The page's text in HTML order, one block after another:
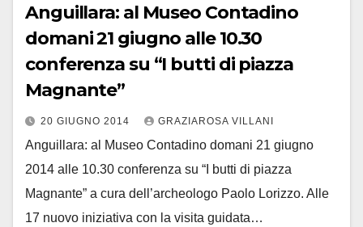
Anguillara: al Museo Contadino
domani 21 giugno alle 10.30
conferenza su “I butti di piazza
Magnante”
20 GIUGNO 2014 GRAZIAROSA VILLANI
Anguillara: al Museo Contadino domani 21 giugno
2014 alle 10.30 conferenza su “I butti di piazza
Magnante” a cura dell’archeologo Paolo Lorizzo. Alle
17 nuovo iniziativa con la visita guidata…